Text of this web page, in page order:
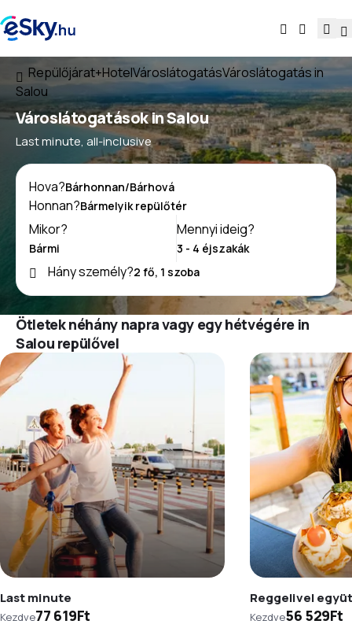
Repülőjárat+HotelVároslátogatásVároslátogatás in
Salou
Városlátogatások in Salou
Last minute, all-inclusive
Hova?
Honnan?
Mikor?
Mennyi ideig?
Hány személy?
Ötletek néhány napra vagy egy hétvégére in
Salou repülővel
Last minute
Kezdve77 619Ft
Reggelivel
Kezdve56 529Ft